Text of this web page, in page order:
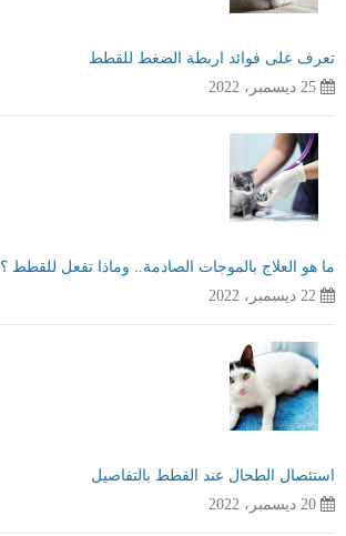
تعرف على فوائد اربطة الضغط للقطط
25 ديسمبر، 2022
ما هو العلاج بالموجات الصادمة.. وماذا تفعل للقطط ؟
22 ديسمبر، 2022
استئصال الطحال عند القطط بالتفاصيل
20 ديسمبر، 2022